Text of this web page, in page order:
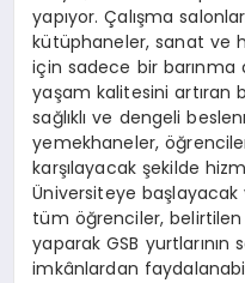
yapıyor. Çalışma
kütüphaneler, sanat ve
için sadece bir barınma
yaşam kalitesini artıran
sağlıklı ve dengeli
yemekhaneler,
karşılayacak şekilde
Üniversiteye
tüm öğrenciler, belirtilen
yaparak GSB yurtlarının
imkânlardan